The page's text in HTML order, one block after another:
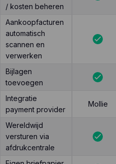
/ kosten beheren
Aankoopfacturen
automatisch
scannen en
verwerken
Bijlagen
toevoegen
Integratie
payment provider
Mollie
Wereldwijd
versturen via
afdrukcentrale